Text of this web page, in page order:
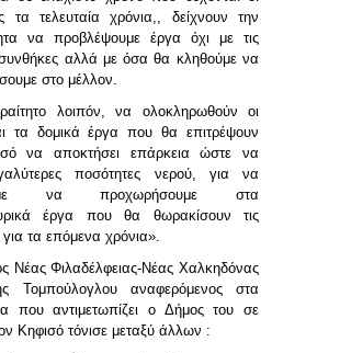
τα τελευταία χρόνια,, δείχνουν την
να προβλέψουμε έργα όχι με τις
συνθήκες αλλά με όσα θα κληθούμε να
στο μέλλον.
λοιπόν, να ολοκληρωθούν οι
τα δομικά έργα που θα επιτρέψουν
να αποκτήσει επάρκεια ώστε να
ποσότητες νερού, για να
να προχωρήσουμε στα
έργα που θα θωρακίσουν τις
τα επόμενα χρόνια».
Νέας Φιλαδέλφειας-Νέας Χαλκηδόνας
Τομπούλογλου αναφερόμενος στα
που αντιμετωπίζει ο Δήμος του σε
Κηφισό τόνισε μεταξύ άλλων :